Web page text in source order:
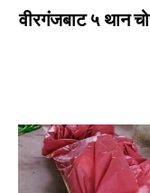
वीरगंजबाट ५ थान